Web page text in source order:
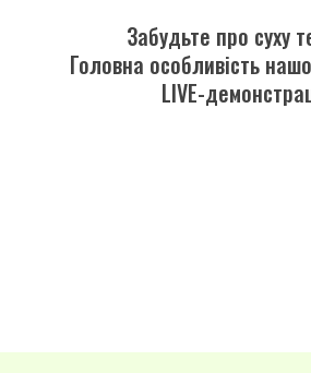
Забудьте про суху
Головна особливість
LIVE-